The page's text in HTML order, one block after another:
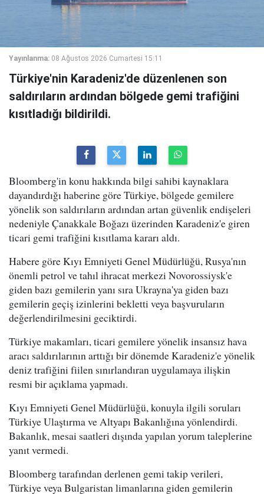
Yayınlanma: 08 Ağustos 2026 Cumartesi 15:11
Türkiye'nin Karadeniz'de düzenlenen son
saldırıların ardından bölgede gemi trafiğini
kısıtladığı bildirildi.
Bloomberg'in konu hakkında bilgi sahibi kaynaklara
dayandırdığı haberine göre Türkiye, bölgede gemilere
yönelik son saldırıların ardından artan güvenlik endişeleri
nedeniyle Çanakkale Boğazı üzerinden Karadeniz'e giren
ticari gemi trafiğini kısıtlama kararı aldı.
Habere göre Kıyı Emniyeti Genel Müdürlüğü, Rusya'nın
önemli petrol ve tahıl ihracat merkezi Novorossiysk'e
giden bazı gemilerin yanı sıra Ukrayna'ya giden bazı
gemilerin geçiş izinlerini bekletti veya başvuruların
değerlendirilmesini geciktirdi.
Türkiye makamları, ticari gemilere yönelik insansız hava
aracı saldırılarının arttığı bir dönemde Karadeniz'e yönelik
deniz trafiğini fiilen sınırlandıran uygulamaya ilişkin
resmi bir açıklama yapmadı.
Kıyı Emniyeti Genel Müdürlüğü, konuyla ilgili soruları
Türkiye Ulaştırma ve Altyapı Bakanlığına yönlendirdi.
Bakanlık, mesai saatleri dışında yapılan yorum taleplerine
yanıt vermedi.
Bloomberg tarafından derlenen gemi takip verileri,
Türkiye veya Bulgaristan limanlarına giden gemilerin